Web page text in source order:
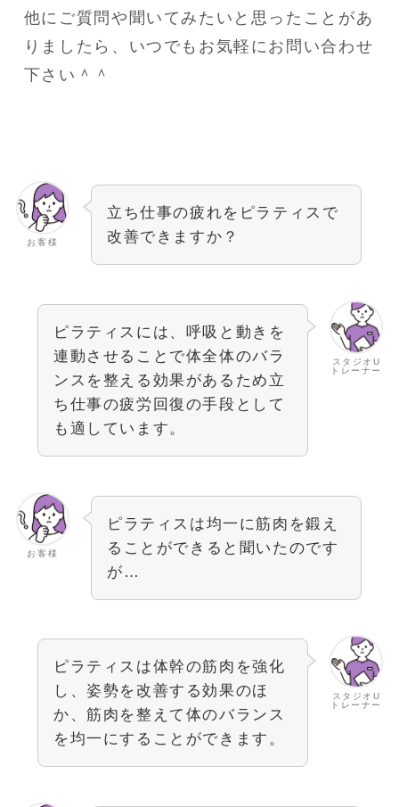
他にご質問や聞いてみたいと思ったことがあ
りましたら、いつでもお気軽にお問い合わせ
下さい＾＾
お客様
立ち仕事の疲れをピラティスで
改善できますか？
スタジオU
トレーナー
ピラティスには、呼吸と動きを
連動させることで体全体のバラ
ンスを整える効果があるため立
ち仕事の疲労回復の手段として
も適しています。
お客様
ピラティスは均一に筋肉を鍛え
ることができると聞いたのです
が…
スタジオU
トレーナー
ピラティスは体幹の筋肉を強化
し、姿勢を改善する効果のほ
か、筋肉を整えて体のバランス
を均一にすることができます。